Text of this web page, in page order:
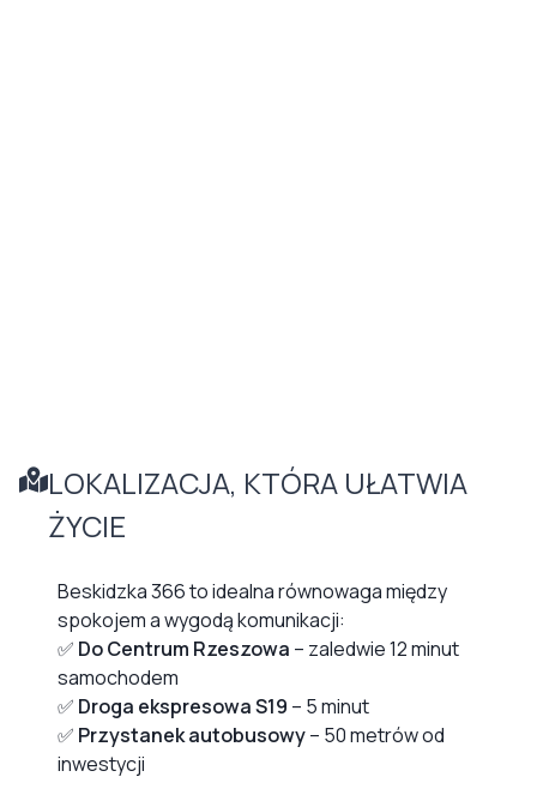
LOKALIZACJA, KTÓRA UŁATWIA
ŻYCIE
Beskidzka 366 to idealna równowaga między
spokojem a wygodą komunikacji:
✅ Do Centrum Rzeszowa – zaledwie 12 minut
samochodem
✅ Droga ekspresowa S19 – 5 minut
✅ Przystanek autobusowy– 50 metrów od
inwestycji